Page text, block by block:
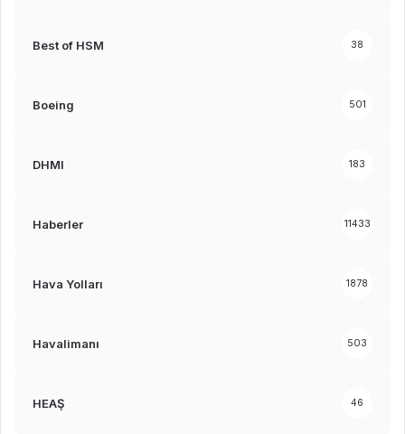
Best of HSM 38
Boeing 501
DHMI 183
Haberler 11433
Hava Yolları 1878
Havalimanı 503
HEAŞ 46